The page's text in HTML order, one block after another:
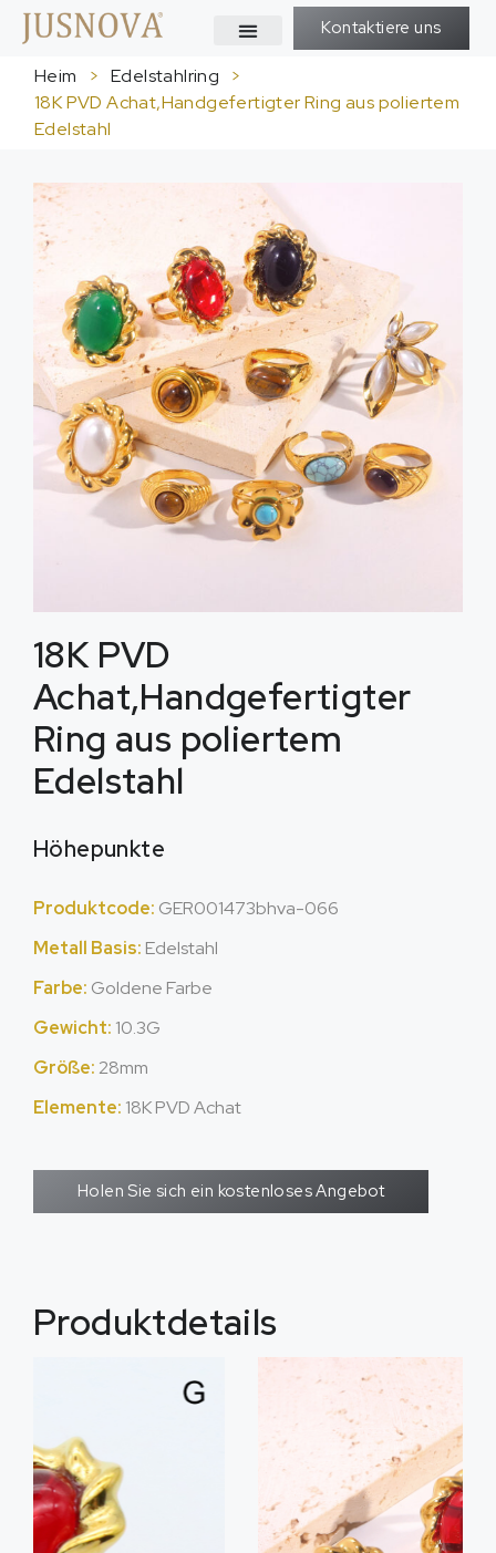
Kontaktiere uns
Heim > Edelstahlring
>
18K PVD Achat,Handgefertigter Ring aus poliertem
Edelstahl
18K PVD
Achat,Handgefertigter
Ring aus poliertem
Edelstahl
Höhepunkte
Produktcode: GER001473bhva-066
Metall Basis: Edelstahl
Farbe: Goldene Farbe
Gewicht: 10.3G
Größe: 28mm
Elemente: 18K PVD Achat
Holen Sie sich ein kostenloses Angebot
Produktdetails